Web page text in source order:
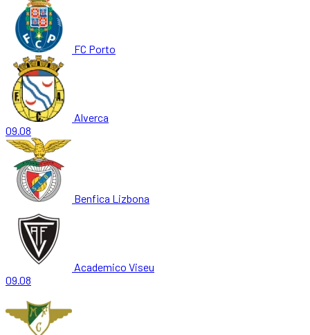
FC Porto
Alverca
09.08
Benfica Lizbona
Academico Viseu
09.08